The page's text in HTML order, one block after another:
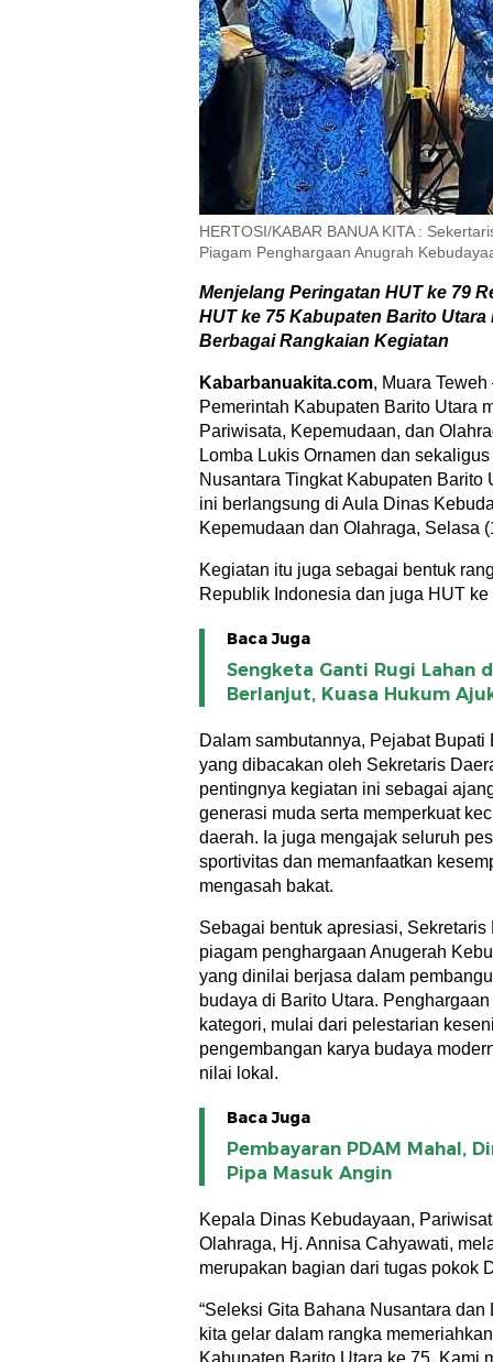
HERTOSI/KABAR BANUA KITA :
Piagam Penghargaan Anugrah
Menjelang Peringatan HUT ke 79
HUT ke 75 Kabupaten Barito Utara
Berbagai Rangkaian Kegiatan
Kabarbanuakita.com, Muara Teweh
Pemerintah Kabupaten Barito Utara
Pariwisata, Kepemudaan, dan
Lomba Lukis Ornamen dan
Nusantara Tingkat Kabupaten Barito
ini berlangsung di Aula Dinas
Kepemudaan dan Olahraga, Selasa
Kegiatan itu juga sebagai bentuk
Republik Indonesia dan juga HUT
Baca Juga
Sengketa Ganti Rugi Lahan
Berlanjut, Kuasa Hukum
Dalam sambutannya, Pejabat
yang dibacakan oleh Sekretaris
pentingnya kegiatan ini sebagai
generasi muda serta memperkuat
daerah. Ia juga mengajak seluruh
sportivitas dan memanfaatkan
mengasah bakat.
Sebagai bentuk apresiasi,
piagam penghargaan Anugerah
yang dinilai berjasa dalam
budaya di Barito Utara.
kategori, mulai dari pelestarian
pengembangan karya budaya
nilai lokal.
Baca Juga
Pembayaran PDAM Mahal,
Pipa Masuk Angin
Kepala Dinas Kebudayaan,
Olahraga, Hj. Annisa Cahyawati,
merupakan bagian dari tugas pokok
“Seleksi Gita Bahana Nusantara
kita gelar dalam rangka
Kabupaten Barito Utara ke 75. Kami